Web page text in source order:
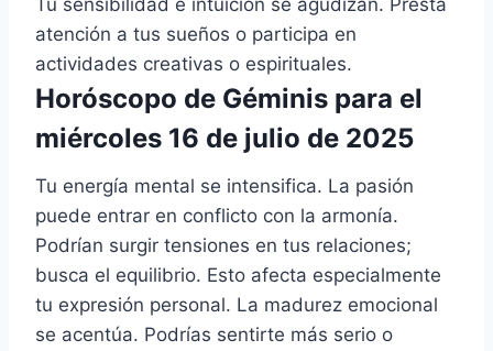
atención a tus sueños o participa en
actividades creativas o espirituales.
Horóscopo de Géminis para el
miércoles 16 de julio de 2025
Tu energía mental se intensifica. La pasión
puede entrar en conflicto con la armonía.
Podrían surgir tensiones en tus relaciones;
busca el equilibrio. Esto afecta especialmente
tu expresión personal. La madurez emocional
se acentúa. Podrías sentirte más serio o